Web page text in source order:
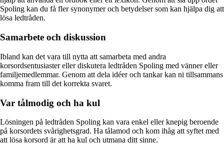
Spoling kan du få fler synonymer och betydelser som kan hjälpa dig att
lösa ledtråden.
Samarbete och diskussion
Ibland kan det vara till nytta att samarbeta med andra
korsordsentusiaster eller diskutera ledtråden Spoling med vänner eller
familjemedlemmar. Genom att dela idéer och tankar kan ni tillsammans
komma fram till det korrekta svaret.
Var tålmodig och ha kul
Lösningen på ledtråden Spoling kan vara enkel eller knepig beroende
på korsordets svårighetsgrad. Ha tålamod och kom ihåg att syftet med
att lösa korsord är att ha kul och utmana ditt sinne.